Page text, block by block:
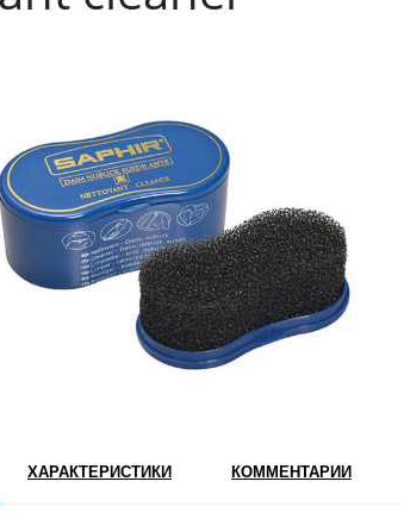
ХАРАКТЕРИСТИКИ КОММЕНТАРИИ